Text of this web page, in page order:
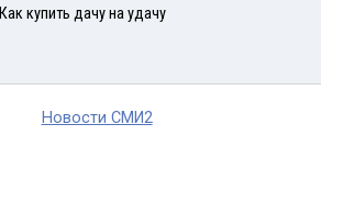
Как купить дачу на удачу
Новости СМИ2